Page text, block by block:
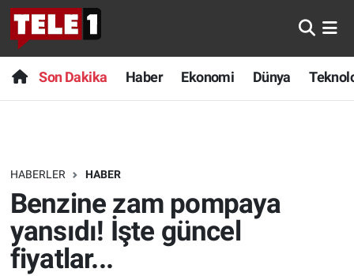
Son Dakika Haber Ekonomi Dünya
HABERLER HABER
Benzine zam pompaya
yansıdı! İşte güncel
fiyatlar...
Anında Manşet
Başka Sohbetler
Bilim turu
Bilim ve Teknoloji Evreni
Doğa Konuşuyor
Son Dakika
Haber
Dünya
Teknoloji
Sağlık
Nöbetçi Eczaneler
Hava Durumu
Trafik Durumu
Süper Lig Puan Durumu ve Fikstür
Tüm Manşetler